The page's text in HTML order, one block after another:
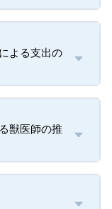
よる支出の
獣医師の推